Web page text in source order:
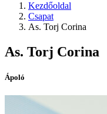
Kezdőoldal
Csapat
As. Torj Corina
As. Torj Corina
Ápoló